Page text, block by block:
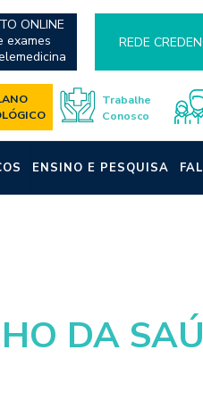
ONLINE
exames
REDE
Trabalhe
Conosco
ENSINO E PESQUISA
DA